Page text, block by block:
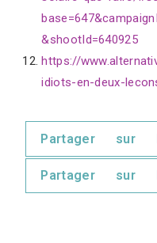
&shootId=640925
https://
idiots-en-deux-
Partager sur
Partager sur